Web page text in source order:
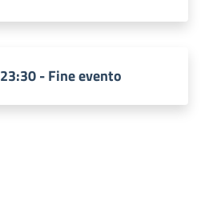
23:30 - Fine evento